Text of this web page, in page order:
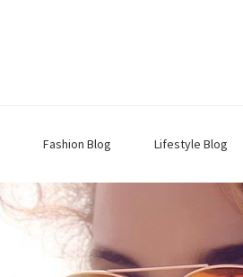
Fashion Blog Lifestyle Blog